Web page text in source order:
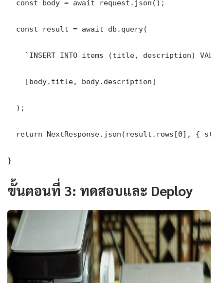
  const body = await request.json();
  const result = await db.query(
`INSERT INTO items (title, description)
    [body.title, body.description]
  );
return NextResponse.json(result.rows[0], {
}
ขั้นตอนที่ 3: ทดสอบและ Deploy